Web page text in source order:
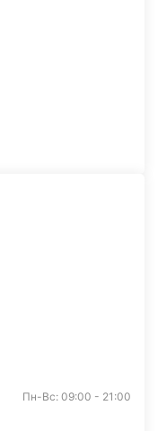
Пн-Вс: 09:00 - 21:00